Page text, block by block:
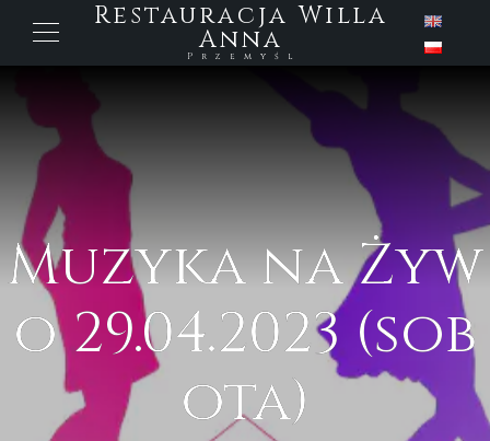
Restauracja Willa
Anna
Przemyśl
Muzyka na Żyw
o 29.04.2023 (sob
ota)